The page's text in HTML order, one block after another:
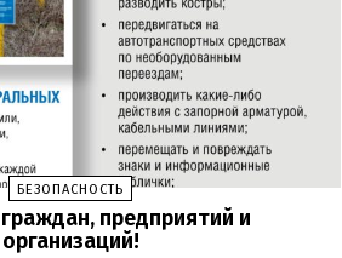
БЕЗОПАСНОСТЬ
предприятий и
организаций!